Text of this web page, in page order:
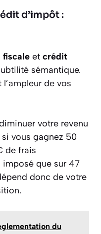
d’impôt :
fiscale et crédit
sémantique.
de vos
votre revenu
vous gagnez 50
de frais
imposé que sur 47
donc de votre
du